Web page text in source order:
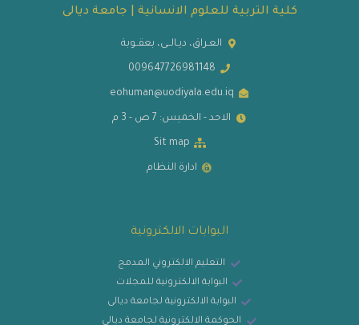
كلية التربية للعلوم الانسانية | جامعة ديالى
العـراق، ديـالــى، بعقــوبة
009647726981148
eohuman@uodiyala.edu.iq
الاحد - الخميس: 7 ص - 3 م
Sit map
ادارة النظام
البوابات الالكترونية
التعليم الالكتروني المدمج
البوابة الالكترونية للمجلات
البوابة الالكترونية لجامعة ديالى
الحوكمة الالكترونية لجامعة ديالى